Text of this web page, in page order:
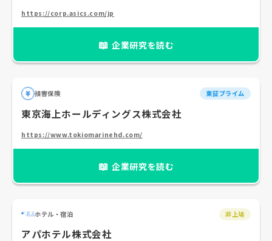
https://corp.asics.com/jp
📖 企業研究を読む
損害保険 東証プライム
東京海上ホールディングス株式会社
https://www.tokiomarinehd.com/
📖 企業研究を読む
ホテル・宿泊 非上場
アパホテル株式会社